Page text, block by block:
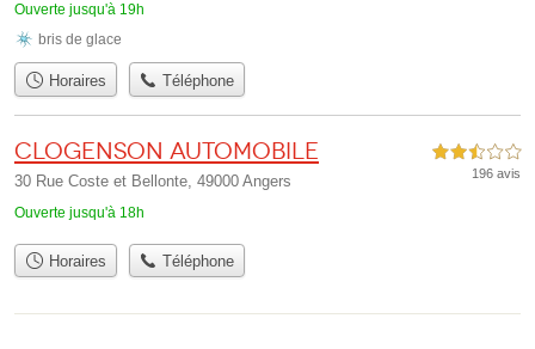
Ouverte jusqu'à 19h
bris de glace
Horaires Téléphone
Clogenson Automobile
30 Rue Coste et Bellonte, 49000 Angers
Ouverte jusqu'à 18h
2,5 étoiles sur 5
196 avis
Horaires Téléphone